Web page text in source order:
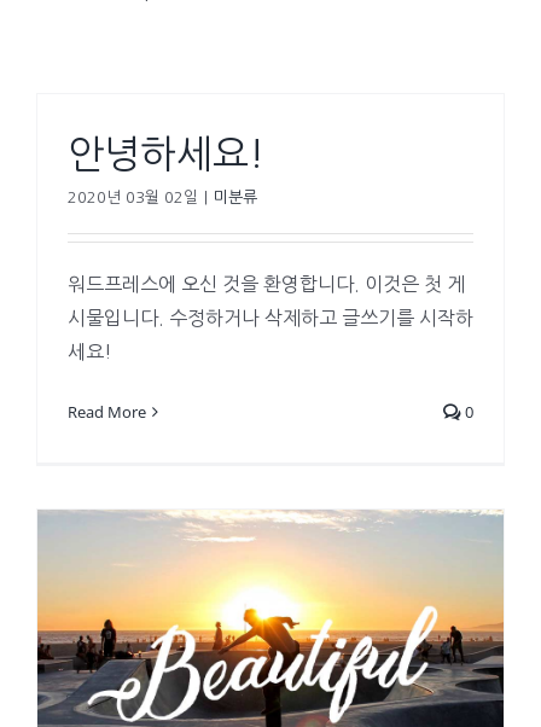
안녕하세요!
2020년 03월 02일 미분류
워드프레스에 오신 것을 환영합니다. 이것은 첫 게
시물입니다. 수정하거나 삭제하고 글쓰기를 시작하
세요!
Read More 0